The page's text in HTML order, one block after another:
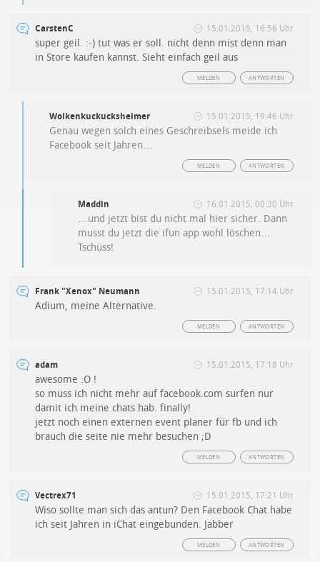
CarstenC 15.01.2015, 16:56 Uhr
super geil. :-) tut was er soll. nicht denn mist denn man
in Store kaufen kannst. Sieht einfach geil aus
ANTWORTEN
MELDEN
Wolkenkuckucksheimer 15.01.2015, 19:46 Uhr
Genau wegen solch eines Geschreibsels meide ich
Facebook seit Jahren…
ANTWORTEN
MELDEN
Maddin 16.01.2015, 00:30 Uhr
…und jetzt bist du nicht mal hier sicher. Dann
musst du jetzt die ifun app wohl löschen…
Tschüss!
Frank "Xenox" Neumann 15.01.2015, 17:14 Uhr
Adium, meine Alternative.
ANTWORTEN
MELDEN
adam 15.01.2015, 17:18 Uhr
awesome :O !
so muss ich nicht mehr auf facebook.com surfen nur
damit ich meine chats hab. finally!
jetzt noch einen externen event planer für fb und ich
brauch die seite nie mehr besuchen ;D
ANTWORTEN
MELDEN
Vectrex71 15.01.2015, 17:21 Uhr
Wiso sollte man sich das antun? Den Facebook Chat habe
ich seit Jahren in iChat eingebunden. Jabber
ANTWORTEN
MELDEN